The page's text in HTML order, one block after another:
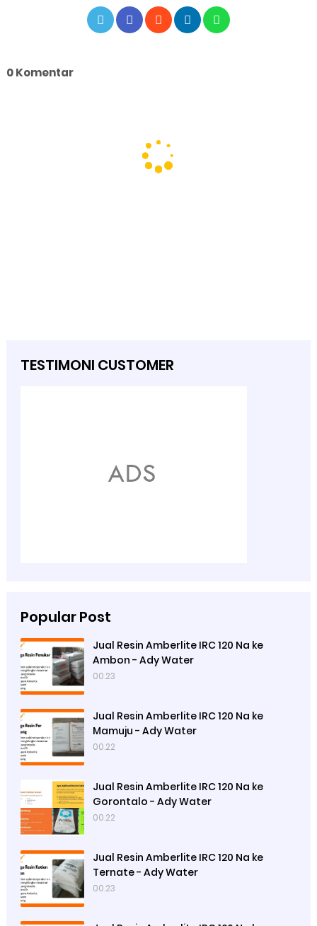
0 Komentar
TESTIMONI CUSTOMER
Popular Post
Jual Resin Amberlite IRC 120 Na ke
Ambon - Ady Water
00.23
Jual Resin Amberlite IRC 120 Na ke
Mamuju - Ady Water
00.22
Jual Resin Amberlite IRC 120 Na ke
Gorontalo - Ady Water
00.22
Jual Resin Amberlite IRC 120 Na ke
Ternate - Ady Water
00.23